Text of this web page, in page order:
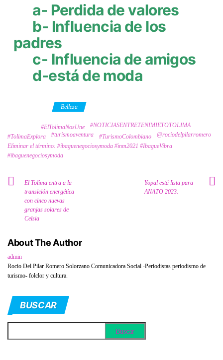
a- Perdida de valores
b- Influencia de los
padres
c- Influencia de amigos
d-está de moda
Belleza
#ElTolimaNosUne
#NOTICIASENTRETENIMIETOTOLIMA
#TolimaExplora
#turismoaventura #TurismoColombiano
@rociodelpilarromero
Eliminar el término: #ibaguenegociosymoda #inm2021 #IbagueVibra
#ibaguenegociosymoda
El Tolima entra a la
transición energética
con cinco nuevas
granjas solares de
Celsia
Yopal está lista para
ANATO 2023.
About The Author
admin
Rocio Del Pilar Romero Solorzano Comunicadora Social -Periodistas periodismo de
turismo- folclor y cultura.
BUSCAR